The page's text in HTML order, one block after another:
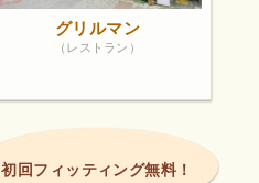
グリルマン
（レストラン）
初回フィッティング無料！